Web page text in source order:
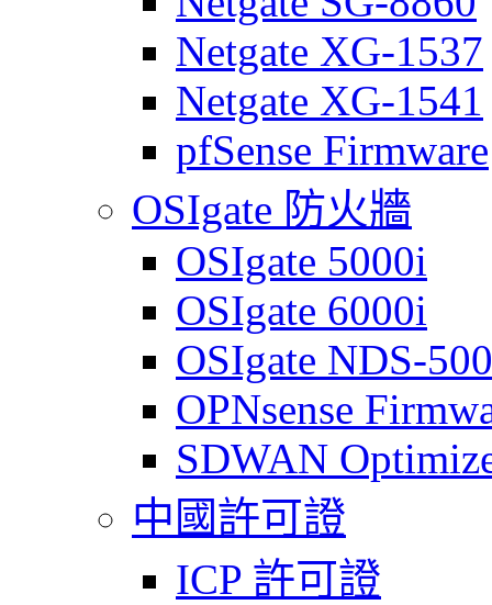
Netgate XG-1537
Netgate XG-1541
pfSense Firmware
OSIgate 防火牆
OSIgate 5000i
OSIgate 6000i
OSIgate NDS-
OPNsense
SDWAN
中國許可證
ICP 許可證